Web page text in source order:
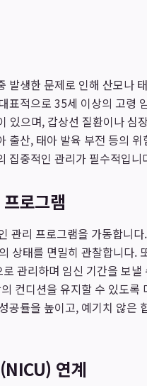
발생한 문제로 인해 산모나
적으로 35세 이상의 고령
있으며, 갑상선 질환이나 심
산, 태아 발육 부전 등의
집중적인 관리가 필수적입니
로그램
관리 프로그램을 가동합니
상태를 면밀히 관찰합니다.
관리하며 임신 기간을 보
컨디션을 유지할 수 있도록
공률을 높이고, 예기치 않은
연계